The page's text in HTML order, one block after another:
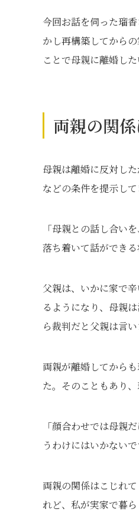
今回お話を伺った瑠
かし再構築してから
ことで母親に離婚し
両親の関
母親は離婚に反対し
などの条件を提示し
「母親との話し合い
落ち着いて話ができ
父親は、いかに家で
るようになり、母親
ら裁判だと父親は言
両親が離婚してから
た。そのこともあり
「顔合わせでは母親
うわけにはいかない
両親の関係はこじれ
れど、私が実家で暮